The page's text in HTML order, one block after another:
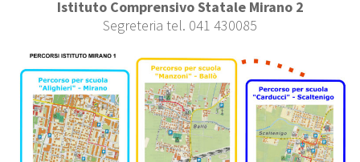
Istituto Comprensivo Statale Mirano 2
Segreteria tel. 041 430085